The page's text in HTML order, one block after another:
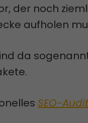
der noch
aufholen
da
SEO-Audit